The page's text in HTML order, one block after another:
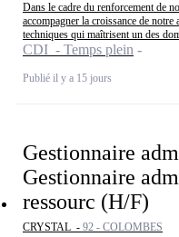
Dans le cadre du renforcement de
accompagner la croissance de
techniques qui maîtrisent un des
CDI - Temps plein
Publié il y a 15 jours
Gestionnaire
Gestionnaire
ressourc (H/F)
CRYSTAL - 92 - COLOMBES